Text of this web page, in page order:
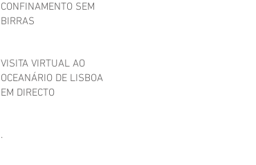
CONFINAMENTO SEM
BIRRAS
VISITA VIRTUAL AO
OCEANÁRIO DE LISBOA
EM DIRECTO
.